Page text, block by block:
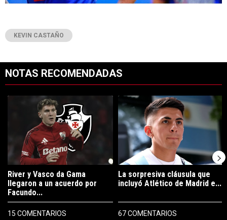
KEVIN CASTAÑO
NOTAS RECOMENDADAS
Un artículo de tendencia con el título "River y Vasco da Gama
River y Vasco da Gama
llegaron a un acuerdo por
Facundo...
15 COMENTARIOS
Un artículo de tendencia con el
La sorpresiva cláusula que
incluyó Atlético de Madrid e...
67 COMENTARIOS